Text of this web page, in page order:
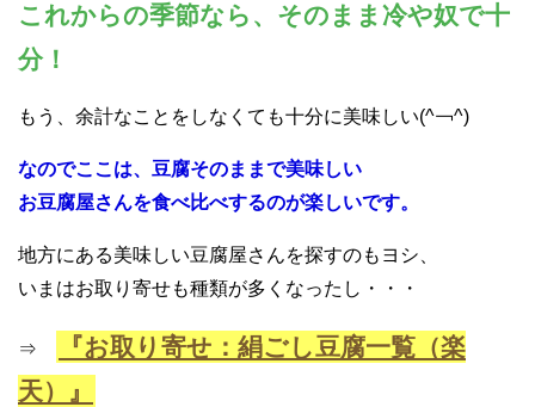
これからの季節なら、そのまま冷や奴で十
分！
もう、余計なことをしなくても十分に美味しい(^￢^)
なのでここは、豆腐そのままで美味しい
お豆腐屋さんを食べ比べするのが楽しいです。
地方にある美味しい豆腐屋さんを探すのもヨシ、
いまはお取り寄せも種類が多くなったし・・・
⇒
『お取り寄せ：絹ごし豆腐一覧（楽
天）』